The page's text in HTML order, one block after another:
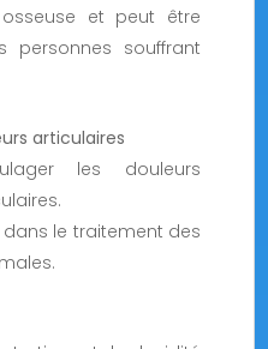
et peut être
personnes souffrant
articulaires
les douleurs
le traitement des